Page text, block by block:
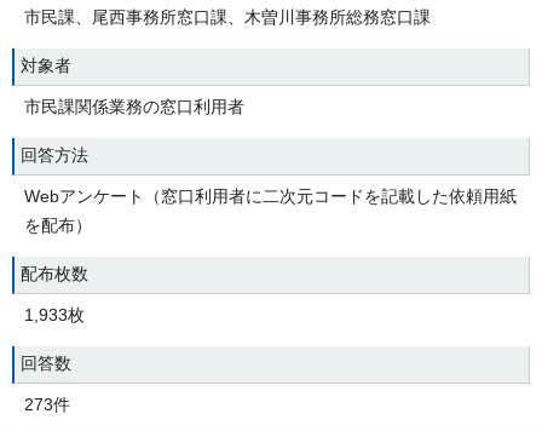
市民課、尾西事務所窓口課、木曽川事務所総務窓口課
対象者
市民課関係業務の窓口利用者
回答方法
Webアンケート（窓口利用者に二次元コードを記載した依頼用紙
を配布）
配布枚数
1,933枚
回答数
273件